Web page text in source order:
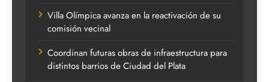
Villa Olímpica avanza en la reactivación de su
comisión vecinal
Coordinan futuras obras de infraestructura para
distintos barrios de Ciudad del Plata